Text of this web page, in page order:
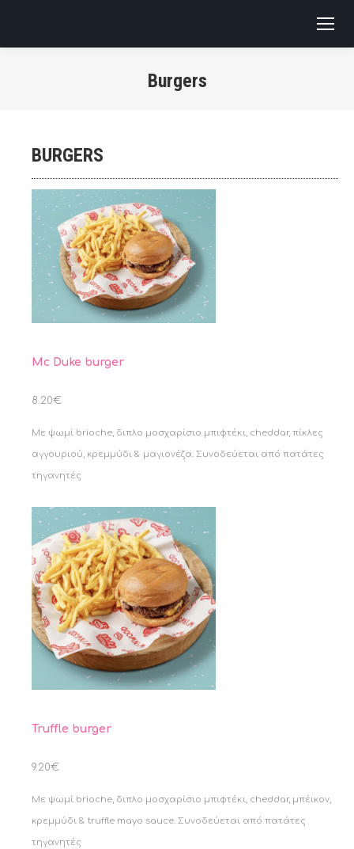
Burgers
BURGERS
Mc Duke burger
8.20€
Με ψωμί brioche, διπλο μοσχαρίσιο μπιφτέκι, cheddar, πίκλες
αγγουριού, κρεμμύδι & μαγιονέζα. Συνοδεύεται από πατάτες
τηγανητές
Truffle burger
9.20€
Με ψωμί brioche, διπλο μοσχαρίσιο μπιφτέκι, cheddar, μπέικον,
κρεμμύδι & truffle mayo sauce. Συνοδεύεται από πατάτες
τηγανητές